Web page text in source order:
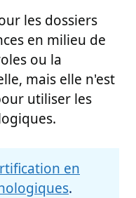
les dossiers
en milieu de
ou la
mais elle n'est
utiliser les
en
.